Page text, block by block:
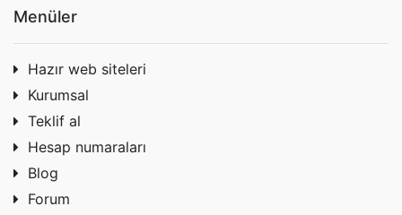
Menüler
Hazır web siteleri
Kurumsal
Teklif al
Hesap numaraları
Blog
Forum